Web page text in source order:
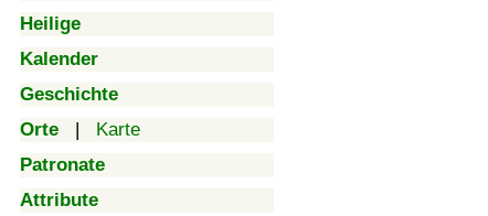
Heilige
Kalender
Geschichte
Orte | Karte
Patronate
Attribute